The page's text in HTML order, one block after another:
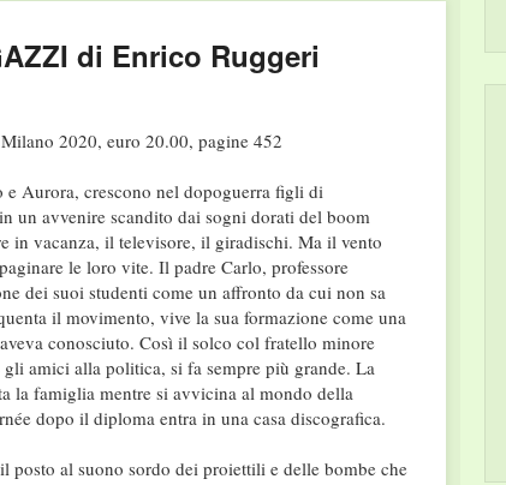
di Enrico Ruggeri
2020, euro 20.00, pagine 452
Aurora, crescono nel dopoguerra figli di
un avvenire scandito dai sogni dorati del boom
in vacanza, il televisore, il giradischi. Ma il vento
le loro vite. Il padre Carlo, professore
dei suoi studenti come un affronto da cui non sa
il movimento, vive la sua formazione come una
conosciuto. Così il solco col fratello minore
amici alla politica, si fa sempre più grande. La
la famiglia mentre si avvicina al mondo della
dopo il diploma entra in una casa discografica.
posto al suono sordo dei proiettili e delle bombe che